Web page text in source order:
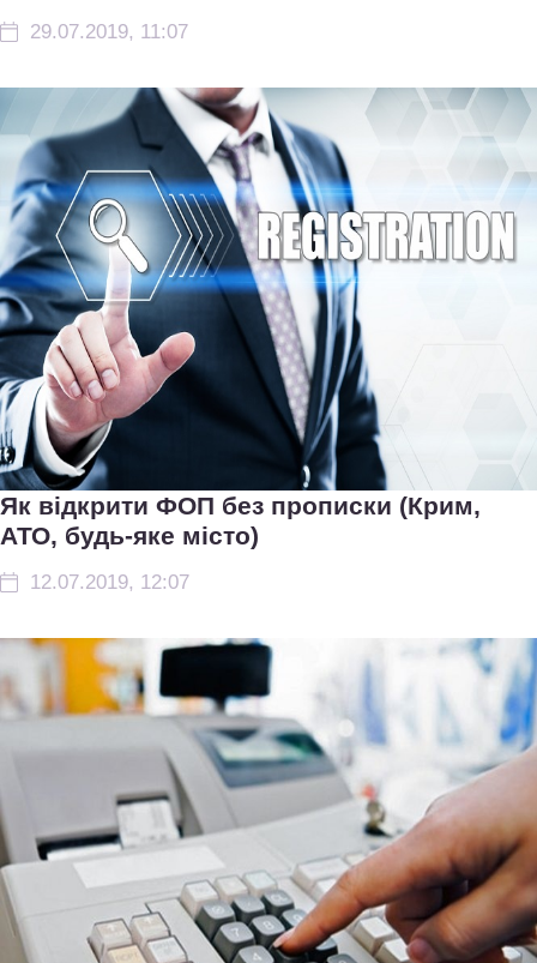
29.07.2019, 11:07
Як відкрити ФОП без прописки (Крим,
АТО, будь-яке місто)
12.07.2019, 12:07